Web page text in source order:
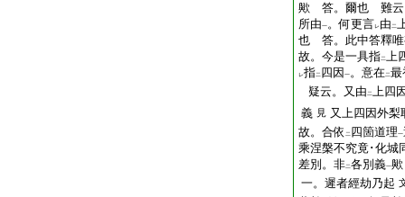
歟 答。爾也 難云
所由一。何更言レ由 二
也 答。此中答釋
故。今是一具指二上
レ指二 四因 一。意在二最
疑云。又由 二上四
義 見 又上四因外梨
故。合依 二 四箇道理一
乘涅槃不究竟･化城
差別。非二各別義一歟
一。遲者經劫乃起